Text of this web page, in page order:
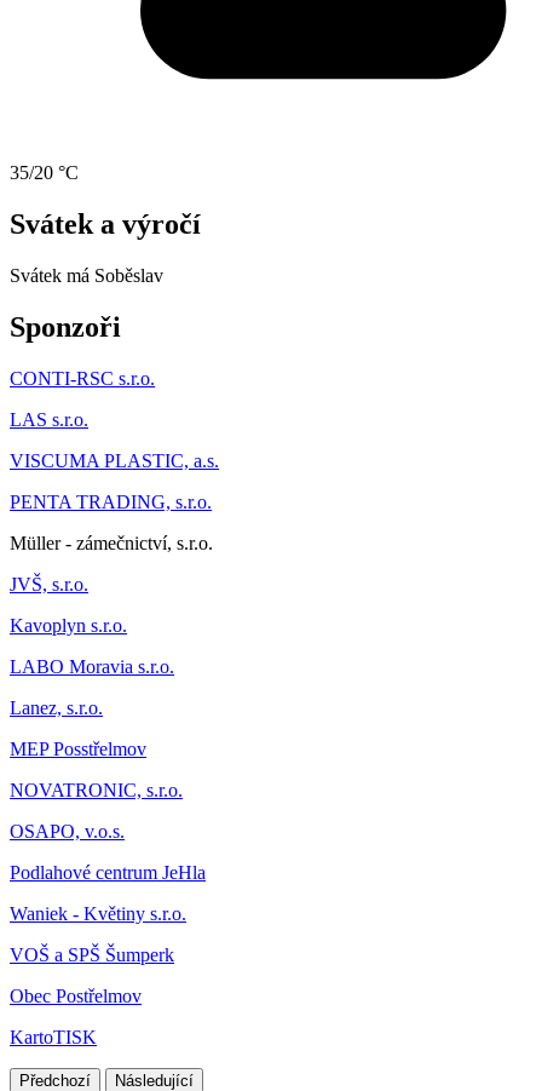
35/20 °C
Svátek a výročí
Svátek má Soběslav
Sponzoři
CONTI-RSC s.r.o.
LAS s.r.o.
VISCUMA PLASTIC, a.s.
PENTA TRADING, s.r.o.
Müller - zámečnictví, s.r.o.
JVŠ, s.r.o.
Kavoplyn s.r.o.
LABO Moravia s.r.o.
Lanez, s.r.o.
MEP Posstřelmov
NOVATRONIC, s.r.o.
OSAPO, v.o.s.
Podlahové centrum JeHla
Waniek - Květiny s.r.o.
VOŠ a SPŠ Šumperk
Obec Postřelmov
KartoTISK
Předchozí Následující